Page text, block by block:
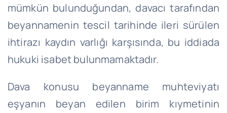
mümkün bulunduğundan, davacı tarafından
beyannamenin tescil tarihinde ileri sürülen
ihtirazı kaydın varlığı karşısında, bu iddiada
hukuki isabet bulunmamaktadır.
Dava konusu beyanname muhteviyatı
eşyanın beyan edilen birim kıymetinin